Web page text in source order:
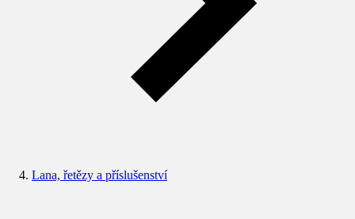
Lana, řetězy a příslušenství